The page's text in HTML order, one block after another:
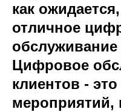
как
отличное
обслуживание
Цифровое
клиентов -
мероприятий,